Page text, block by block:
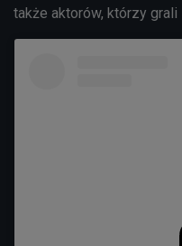
także aktorów, którzy grali